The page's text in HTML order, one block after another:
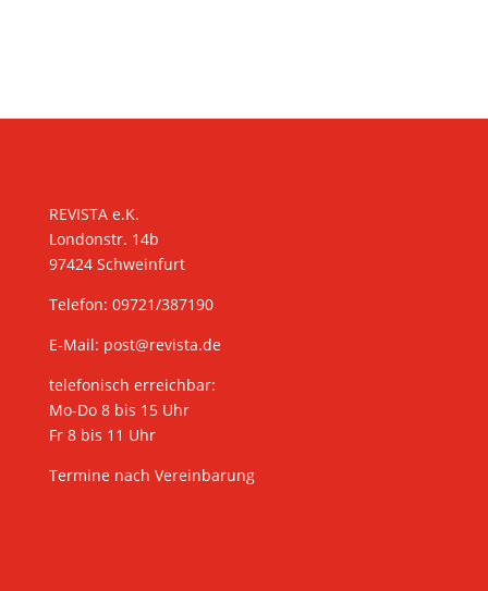
REVISTA e.K.
Londonstr. 14b
97424 Schweinfurt
Telefon: 09721/387190
E-Mail: post@revista.de
telefonisch erreichbar:
Mo-Do 8 bis 15 Uhr
Fr 8 bis 11 Uhr
Termine nach Vereinbarung